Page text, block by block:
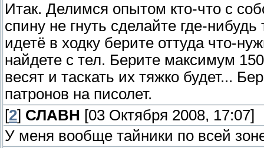
Итак. Делимся опытом кто-что с
спину не гнуть сделайте где-
идетё в ходку берите оттуда что-
найдете с тел. Берите максимум
весят и таскать их тяжко будет...
патронов на писолет.
[2] СЛАВН [03 Октября 2008, 17:07]
У меня вообще тайники по всей